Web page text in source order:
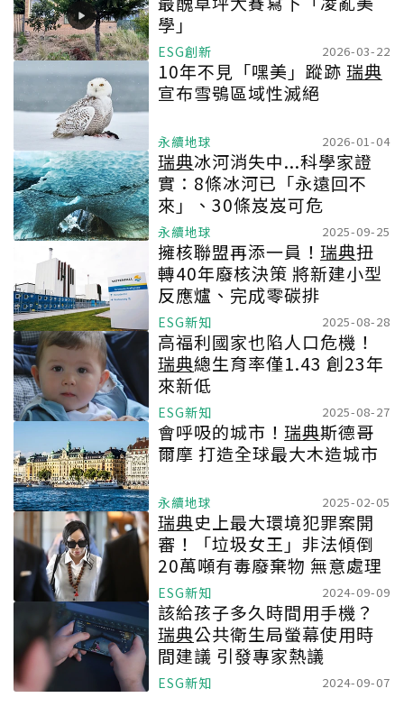
學」
ESG創新 2026-03-22
10年不見「嘿美」蹤跡 瑞典
宣布雪鴞區域性滅絕
永續地球 2026-01-04
瑞典冰河消失中...科學家證
實：8條冰河已「永遠回不
來」、30條岌岌可危
永續地球 2025-09-25
擁核聯盟再添一員！ 瑞典扭
轉40年廢核決策 將新建小型
反應爐、完成零碳排
ESG新知 2025-08-28
高福利國家也陷人口危機！
瑞典總生育率僅1.43 創23年
來新低
ESG新知 2025-08-27
會呼吸的城市！ 瑞典斯德哥
爾摩 打造全球最大木造城市
永續地球 2025-02-05
瑞典史上最大環境犯罪案開
審！「垃圾女王」非法傾倒
20萬噸有毒廢棄物 無意處理
ESG新知 2024-09-09
該給孩子多久時間用手機？
瑞典公共衛生局螢幕使用時
間建議 引發專家熱議
ESG新知 2024-09-07